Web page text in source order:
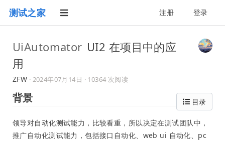
测试之家 注册 登录
UiAutomator UI2 在项目中的应
用
ZFW · 2024年07月14日 · 10364 次阅读
目录
背景
领导对自动化测试能力，比较看重，所以决定在测试团队中，
推广自动化测试能力，包括接口自动化、web ui 自动化、pc